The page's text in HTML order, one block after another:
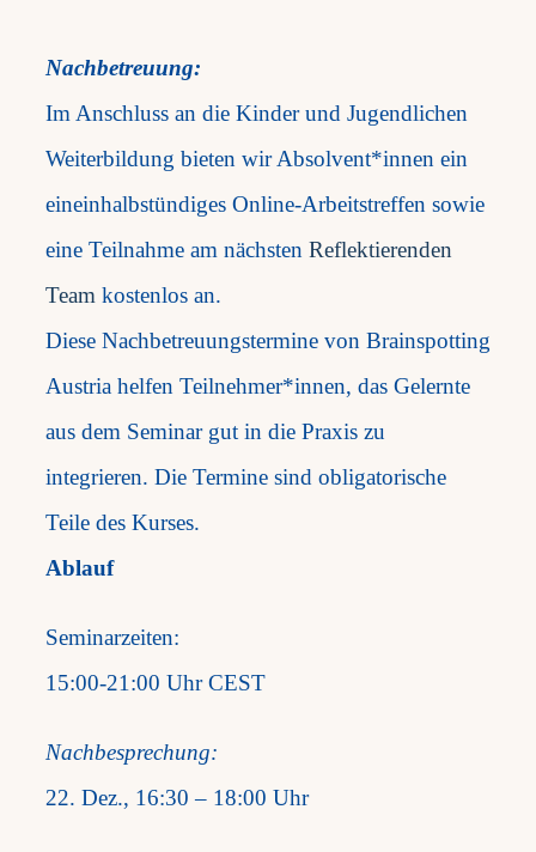
Nachbetreuung:
Im Anschluss an die Kinder und Jugendlichen
Weiterbildung bieten wir Absolvent*innen ein
eineinhalbstündiges Online-Arbeitstreffen sowie
eine Teilnahme am nächsten Reflektierenden
Team kostenlos an.
Diese Nachbetreuungstermine von Brainspotting
Austria helfen Teilnehmer*innen, das Gelernte
aus dem Seminar gut in die Praxis zu
integrieren. Die Termine sind obligatorische
Teile des Kurses.
Ablauf
Seminarzeiten:
15:00-21:00 Uhr CEST
Nachbesprechung:
22. Dez., 16:30 – 18:00 Uhr